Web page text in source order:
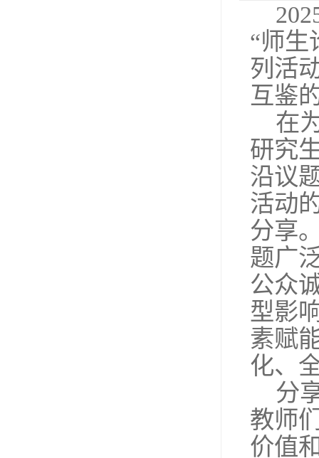
“师生
列活
互鉴
在
研究
沿议
活动
分享
题广
公众
型影
素赋
化、
分
教师
价值